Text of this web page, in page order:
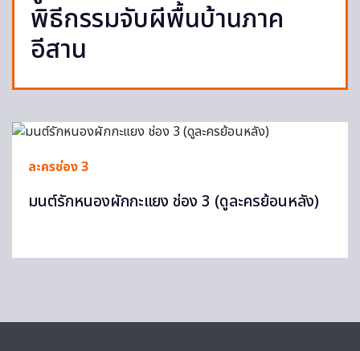
พิธีกรรมจับผีพื้นบ้านภาค
อีสาน
ละครช่อง 3
มนต์รักหนองผักกะแยง ช่อง 3 (ดูละครย้อนหลัง)